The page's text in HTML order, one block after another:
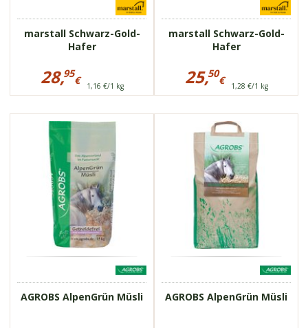
marstall Schwarz-Gold-
Hafer
marstall
Schwarz-
Hafer
28,95
€
1,16 €/1 kg
marstall Schwarz-Gold-
Hafer
marstall
Schwarz-
Hafer
25,50
€
1,28 €/1 kg
AGROBS AlpenGrün Müsli
75596
Stoffwechselstörungen
getreide- und
melassefrei
gesundes
Wurzelgemüse
AGROBS AlpenGrün Müsli
Stoffwechselstörungen
getreide- und
melassefrei
gesundes
Wurzelgemüse